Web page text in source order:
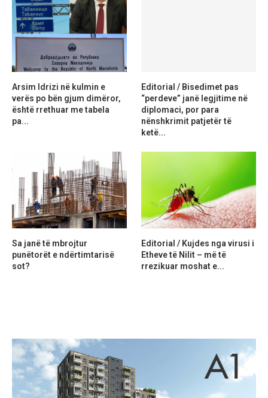
Arsim Idrizi në kulmin e
verës po bën gjum dimëror,
është rrethuar me tabela
pa...
Editorial / Bisedimet pas
“perdeve” janë legjitime në
diplomaci, por para
nënshkrimit patjetër të
ketë...
Sa janë të mbrojtur
punëtorët e ndërtimtarisë
sot?
Editorial / Kujdes nga virusi i
Etheve të Nilit – më të
rrezikuar moshat e...